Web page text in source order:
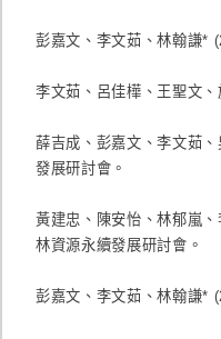
彭嘉文、李文茹、林翰謙*
李文茹、呂佳樺、王聖文
薛吉成、彭嘉文、李文茹
發展研討會。
黃建忠、陳安怡、林郁嵐
林資源永續發展研討會。
彭嘉文、李文茹、林翰謙*